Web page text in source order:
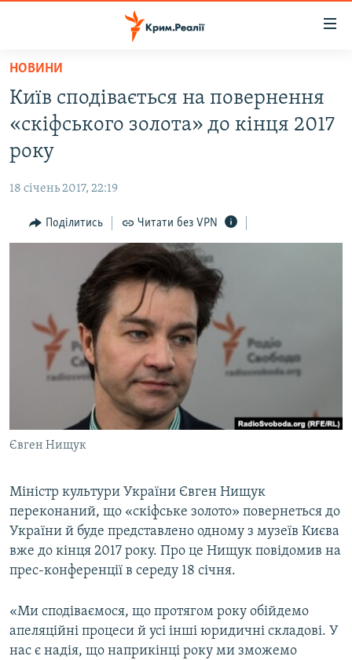
Перейти
основного
матеріалу
Перейти
до
основної
Перейти
до
ВОДА.КРИМ
ВІДЕО ТА ФОТО
БЛОГИ
ПОГЛЯД
ВСЕ ЗА ДЕНЬ
СПЕЦПРОЕКТИ
ДЕПОРТАЦІЯ
ВІДЕОУРОКИ «ELIFBE»
СВІДЧЕННЯ ОКУПАЦІЇ
УКРАЇНСЬКА ПРОБЛЕМА КРИМУ
ІНФОГРАФІКА
ЯК ОБІЙТИ БЛОКУВАННЯ
Русский
ДОЛУЧАЙСЯ!
Усі сайти RFE/RL
НОВИНИ
Київ сподівається на повернення
«скіфського золота» до кінця 2017
року
18 січень 2017, 22:19
Поділитись Читати без VPN
Євген Нищук
Міністр культури України Євген Нищук
переконаний, що «скіфське золото» повернеться до
України й буде представлено одному з музеїв Києва
вже до кінця 2017 року. Про це Нищук повідомив на
прес-конференції в середу 18 січня.
«Ми сподіваємося, що протягом року обійдемо
апеляційні процеси й усі інші юридичні складові. У
нас є надія, що наприкінці року ми зможемо